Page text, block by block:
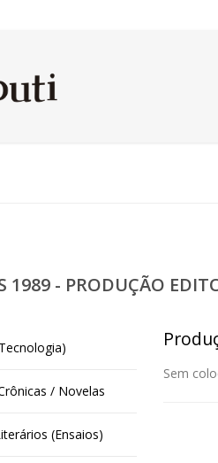
1989 - PRODUÇÃO
Sem
/ Novelas
(Ensaios)